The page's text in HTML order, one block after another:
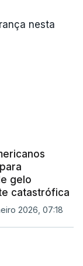
nesta
gelo
catastrófica
2026, 07:18